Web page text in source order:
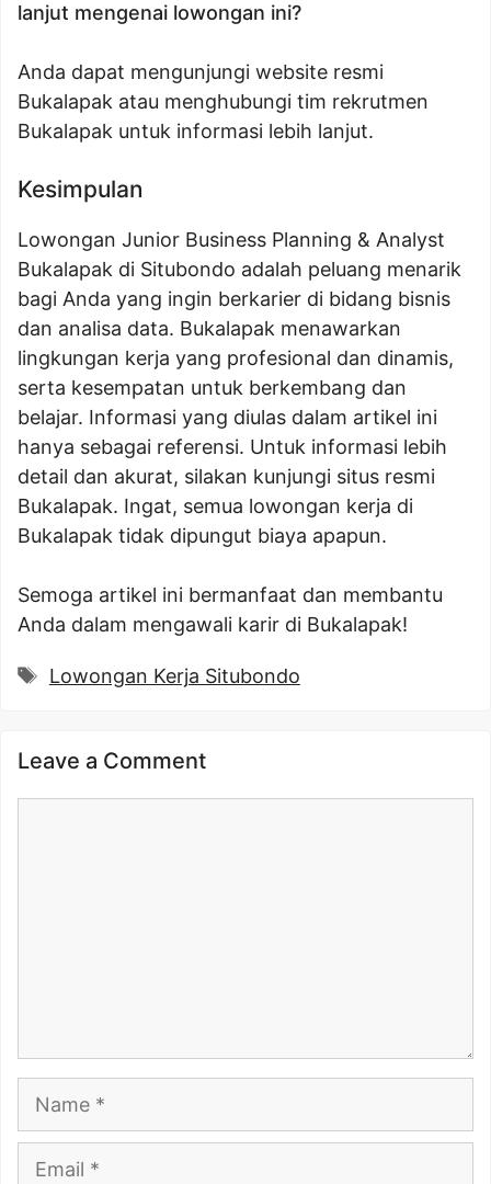
lanjut mengenai lowongan ini?
Anda dapat mengunjungi website resmi
Bukalapak atau menghubungi tim rekrutmen
Bukalapak untuk informasi lebih lanjut.
Kesimpulan
Lowongan Junior Business Planning & Analyst
Bukalapak di Situbondo adalah peluang menarik
bagi Anda yang ingin berkarier di bidang bisnis
dan analisa data. Bukalapak menawarkan
lingkungan kerja yang profesional dan dinamis,
serta kesempatan untuk berkembang dan
belajar. Informasi yang diulas dalam artikel ini
hanya sebagai referensi. Untuk informasi lebih
detail dan akurat, silakan kunjungi situs resmi
Bukalapak. Ingat, semua lowongan kerja di
Bukalapak tidak dipungut biaya apapun.
Semoga artikel ini bermanfaat dan membantu
Anda dalam mengawali karir di Bukalapak!
Tags
Lowongan Kerja Situbondo
Leave a Comment